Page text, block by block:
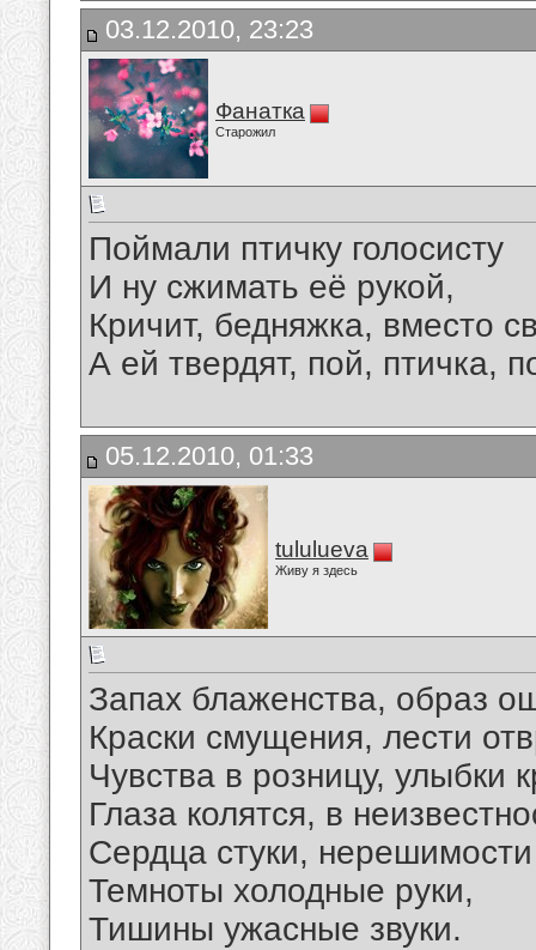
03.12.2010, 23:23
Фанатка
Старожил
Поймали птичку голосисту
И ну сжимать её рукой,
Кричит, бедняжка, вместо
А ей твердят, пой, птичка,
05.12.2010, 01:33
tululueva
Живу я здесь
Запах блаженства, образ
Краски смущения, лести
Чувства в розницу, улыбки
Глаза колятся, в
Сердца стуки,
Темноты холодные руки,
Тишины ужасные звуки.